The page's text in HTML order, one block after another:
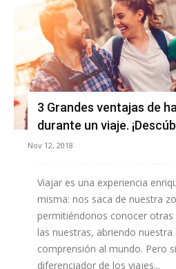
3 Grandes ventajas de
durante un viaje.
Nov 12, 2018
Viajar es una experiencia
misma: nos saca de nuestra
permitiéndonos conocer otras
las nuestras, abriendo nuestra
comprensión al mundo. Pero
diferenciador de los viajes...